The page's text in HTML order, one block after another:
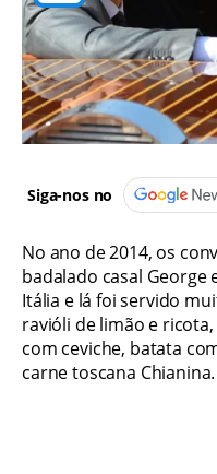
Siga-nos no
No ano de 2014, os
badalado casal George
Itália e lá foi servido
ravióli de limão e
com ceviche, batata
carne toscana Chianina.